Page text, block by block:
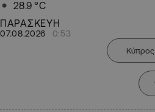
28.9 °C
ΠΑΡΑΣΚΕΥΗ
07.08.2026 0:53
Κύπρος